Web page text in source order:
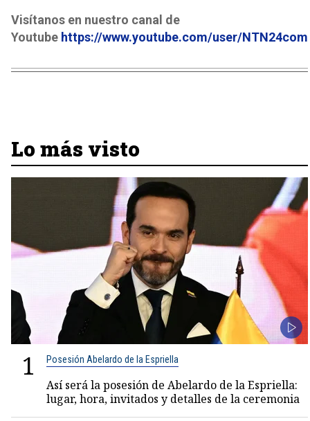
Visítanos en nuestro canal de
Youtube https://www.youtube.com/user/NTN24com
Lo más visto
1 Posesión Abelardo de la Espriella
Así será la posesión de Abelardo de la Espriella:
lugar, hora, invitados y detalles de la ceremonia